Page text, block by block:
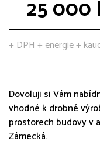
25 000
+ DPH + energie +
Dovoluji si Vám
vhodné k drobné
prostorech budovy v
Zámecká.